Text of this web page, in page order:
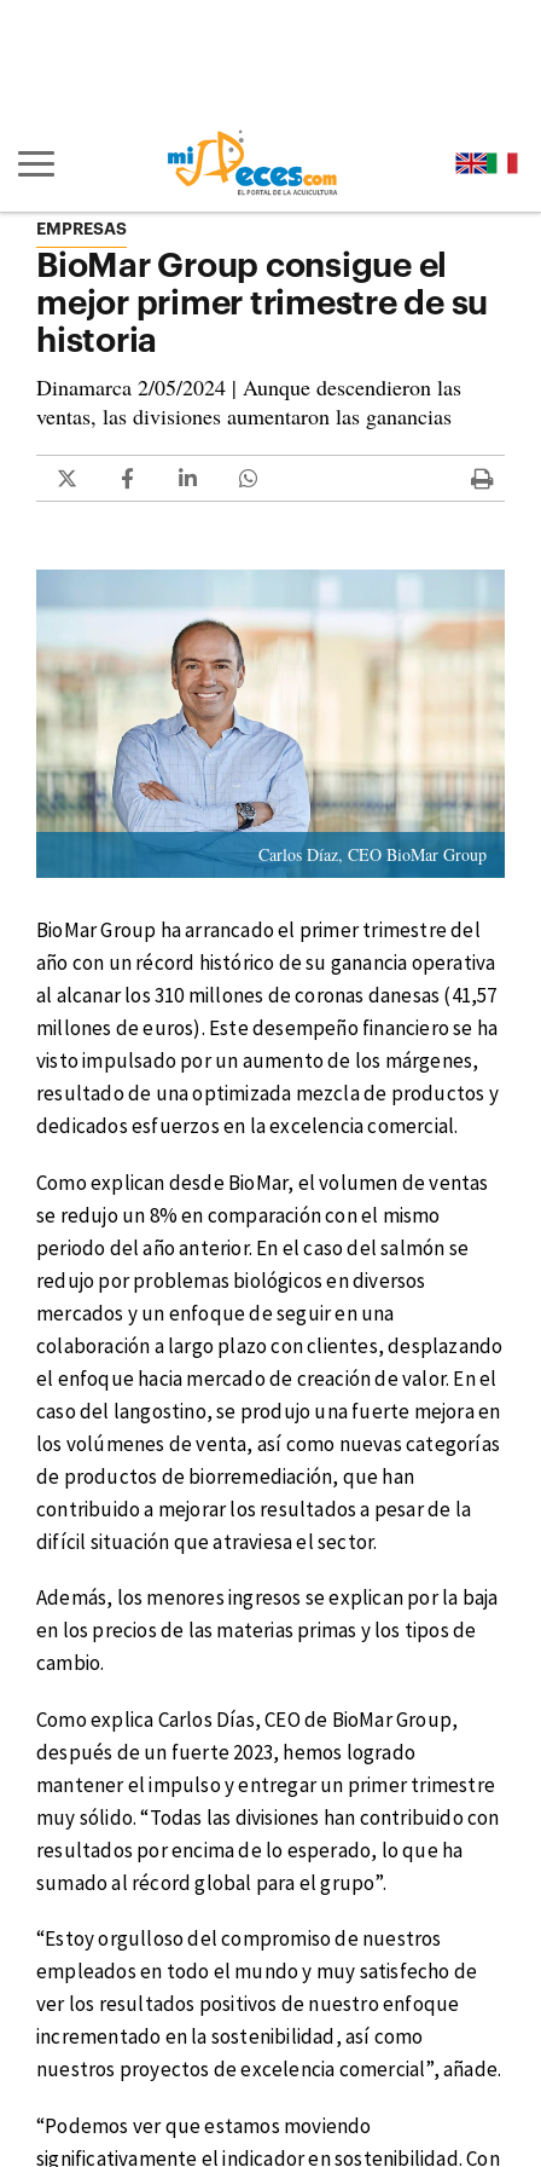
Mostrar/ocultar navegación principal
EMPRESAS
BioMar Group consigue el
mejor primer trimestre de su
historia
Dinamarca 2/05/2024 | Aunque descendieron las
ventas, las divisiones aumentaron las ganancias
Carlos Díaz, CEO BioMar Group
BioMar Group ha arrancado el primer trimestre del
año con un récord histórico de su ganancia operativa
al alcanar los 310 millones de coronas danesas (41,57
millones de euros). Este desempeño financiero se ha
visto impulsado por un aumento de los márgenes,
resultado de una optimizada mezcla de productos y
dedicados esfuerzos en la excelencia comercial.
Como explican desde BioMar, el volumen de ventas
se redujo un 8% en comparación con el mismo
periodo del año anterior. En el caso del salmón se
redujo por problemas biológicos en diversos
mercados y un enfoque de seguir en una
colaboración a largo plazo con clientes, desplazando
el enfoque hacia mercado de creación de valor. En el
caso del langostino, se produjo una fuerte mejora en
los volúmenes de venta, así como nuevas categorías
de productos de biorremediación, que han
contribuido a mejorar los resultados a pesar de la
difícil situación que atraviesa el sector.
Además, los menores ingresos se explican por la baja
en los precios de las materias primas y los tipos de
cambio.
Como explica Carlos Días, CEO de BioMar Group,
después de un fuerte 2023, hemos logrado
mantener el impulso y entregar un primer trimestre
muy sólido. “Todas las divisiones han contribuido con
resultados por encima de lo esperado, lo que ha
sumado al récord global para el grupo”.
“Estoy orgulloso del compromiso de nuestros
empleados en todo el mundo y muy satisfecho de
ver los resultados positivos de nuestro enfoque
incrementado en la sostenibilidad, así como
nuestros proyectos de excelencia comercial”, añade.
“Podemos ver que estamos moviendo
significativamente el indicador en sostenibilidad. Con